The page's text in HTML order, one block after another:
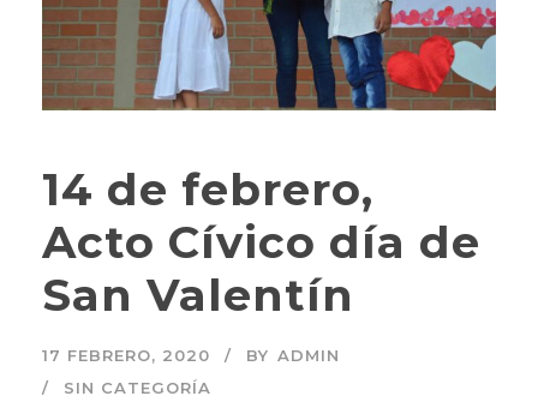
14 de febrero,
Acto Cívico día de
San Valentín
17 FEBRERO, 2020 BY ADMIN
SIN CATEGORÍA